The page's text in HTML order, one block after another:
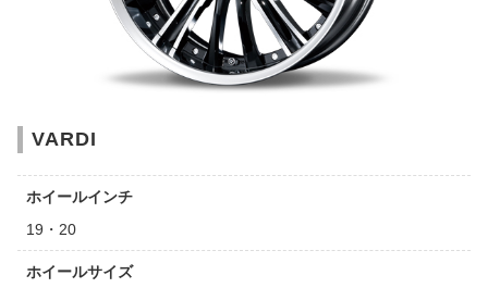
VARDI
ホイールインチ
19・20
ホイールサイズ